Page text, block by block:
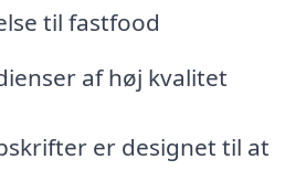
til fastfood
af høj kvalitet
er designet til at